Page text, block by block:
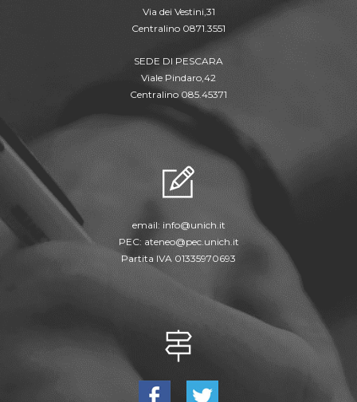
Via dei Vestini,31
Centralino 0871.3551
SEDE DI PESCARA
Viale Pindaro,42
Centralino 085.45371
email: info@unich.it
PEC: ateneo@pec.unich.it
Partita IVA 01335970693